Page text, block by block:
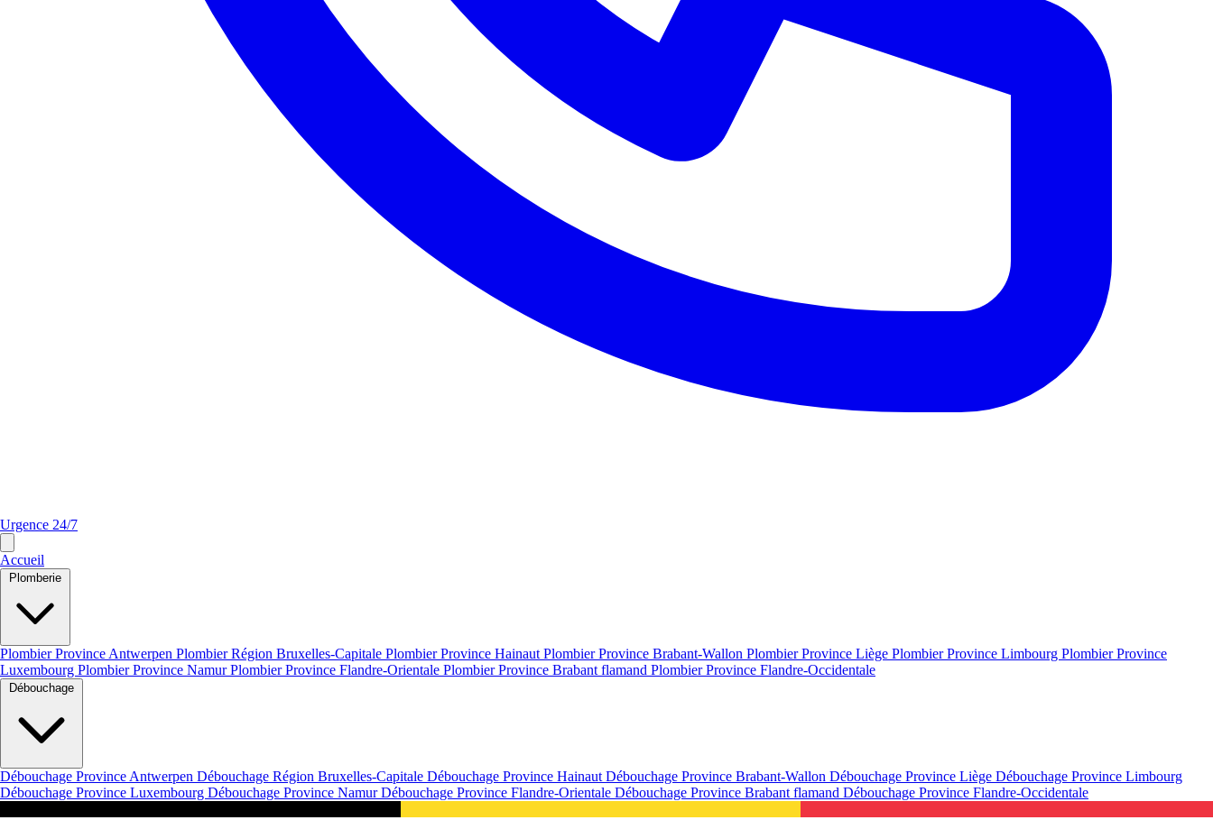
Urgence 24/7
Accueil
Plombier Province Antwerpen Plombier Région Bruxelles-Capitale Plombier Province Hainaut Plombier Province Brabant-Wallon Plombier Province Liège Plombier Province Limbourg Plombier Province
Luxembourg Plombier Province NamurPlombier Province Flandre-Orientale Plombier Province Brabant flamand Plombier Province Flandre-Occidentale
Débouchage Province Antwerpen Débouchage Région Bruxelles-Capitale Débouchage Province Hainaut Débouchage Province Brabant-Wallon Débouchage Province Liège Débouchage Province Limbourg
Débouchage Province Luxembourg Débouchage Province NamurDébouchage Province Flandre-Orientale Débouchage Province Brabant flamand Débouchage Province Flandre-Occidentale